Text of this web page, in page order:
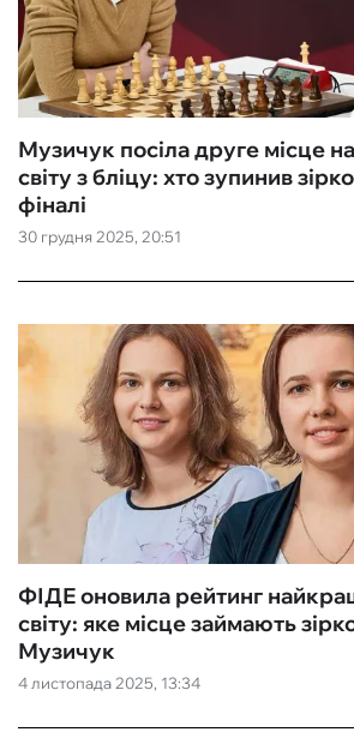
30 грудня 2025, 20:51
Музичук посіла друге місце
світу з бліцу: хто зупинив
фіналі
4 листопада 2025, 13:34
ФІДЕ оновила рейтинг
світу: яке місце займають
Музичук